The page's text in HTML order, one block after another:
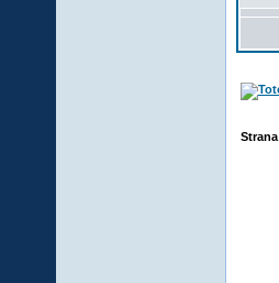
Strana